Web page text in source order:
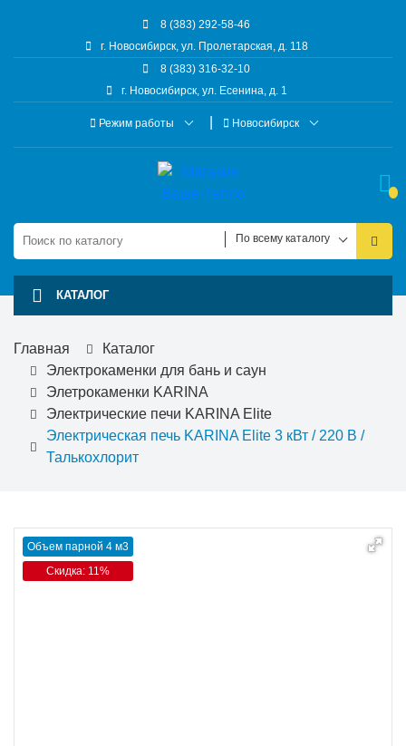
8 (383) 292-58-46
г. Новосибирск, ул. Пролетарская, д. 118
8 (383) 316-32-10
г. Новосибирск, ул. Есенина, д. 1
Режим работы Новосибирск
По всему каталогу
КАТАЛОГ
Главная
Каталог
Электрокаменки для бань и саун
Элетрокаменки KARINA
Электрические печи KARINA Elite
Электрическая печь KARINA Elite 3 кВт / 220 В /
Талькохлорит
Объем парной 4 м3
Скидка: 11%